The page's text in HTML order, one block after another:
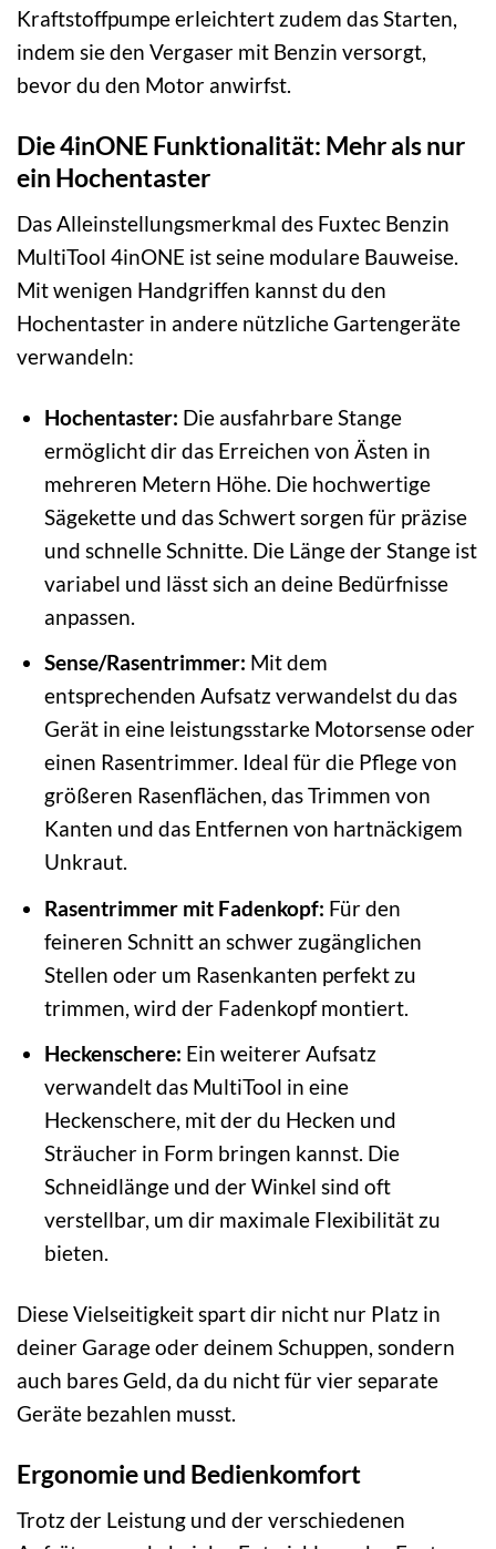
Kraftstoffpumpe erleichtert zudem das Starten,
indem sie den Vergaser mit Benzin versorgt,
bevor du den Motor anwirfst.
Die 4inONE Funktionalität: Mehr als nur
ein Hochentaster
Das Alleinstellungsmerkmal des Fuxtec Benzin
MultiTool 4inONE ist seine modulare Bauweise.
Mit wenigen Handgriffen kannst du den
Hochentaster in andere nützliche Gartengeräte
verwandeln:
Hochentaster: Die ausfahrbare Stange
ermöglicht dir das Erreichen von Ästen in
mehreren Metern Höhe. Die hochwertige
Sägekette und das Schwert sorgen für präzise
und schnelle Schnitte. Die Länge der Stange ist
variabel und lässt sich an deine Bedürfnisse
anpassen.
Sense/Rasentrimmer: Mit dem
entsprechenden Aufsatz verwandelst du das
Gerät in eine leistungsstarke Motorsense oder
einen Rasentrimmer. Ideal für die Pflege von
größeren Rasenflächen, das Trimmen von
Kanten und das Entfernen von hartnäckigem
Unkraut.
Rasentrimmer mit Fadenkopf: Für den
feineren Schnitt an schwer zugänglichen
Stellen oder um Rasenkanten perfekt zu
trimmen, wird der Fadenkopf montiert.
Heckenschere: Ein weiterer Aufsatz
verwandelt das MultiTool in eine
Heckenschere, mit der du Hecken und
Sträucher in Form bringen kannst. Die
Schneidlänge und der Winkel sind oft
verstellbar, um dir maximale Flexibilität zu
bieten.
Diese Vielseitigkeit spart dir nicht nur Platz in
deiner Garage oder deinem Schuppen, sondern
auch bares Geld, da du nicht für vier separate
Geräte bezahlen musst.
Ergonomie und Bedienkomfort
Trotz der Leistung und der verschiedenen